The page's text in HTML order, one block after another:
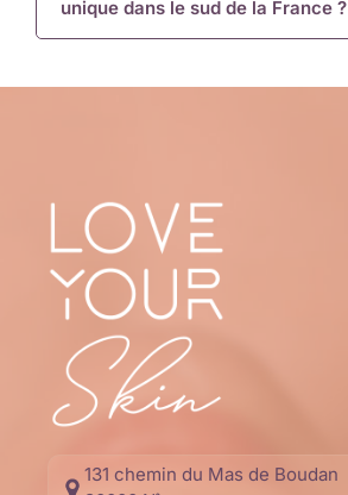
unique dans le sud de la France ?
131 chemin du Mas de Boudan